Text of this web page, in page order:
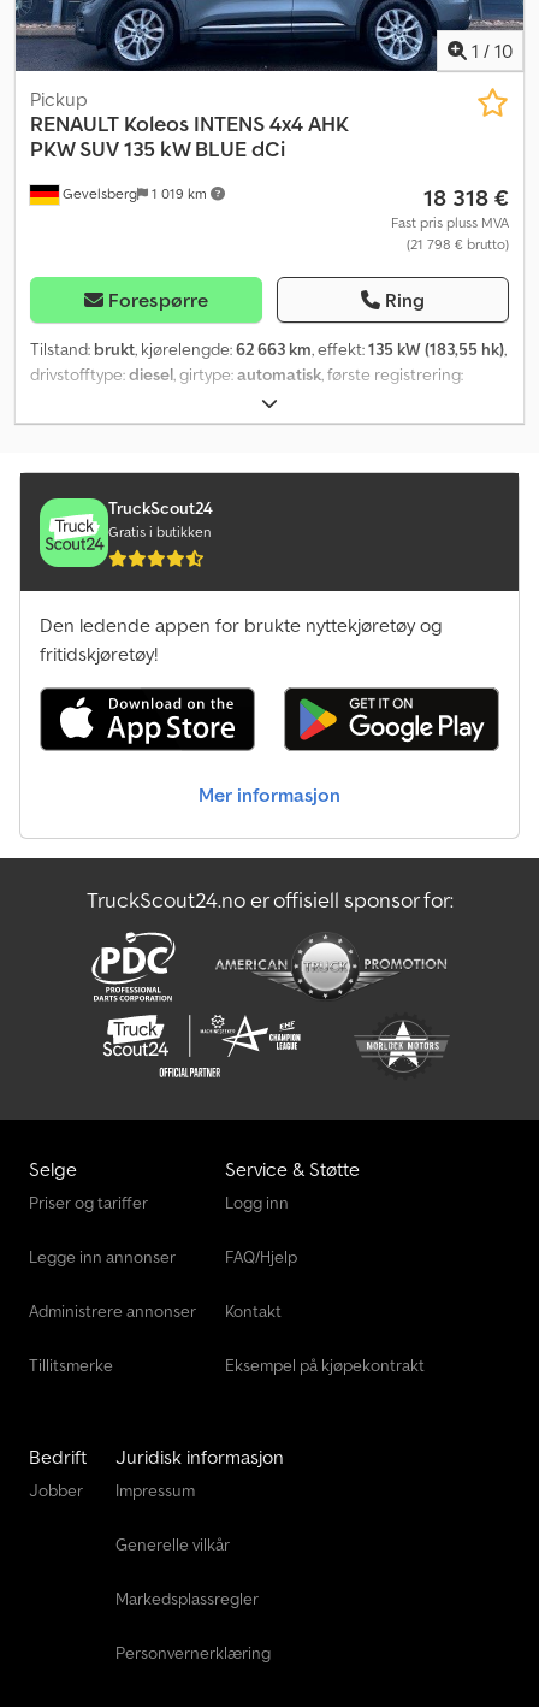
1 / 10
Gevelsberg 1 019 km
Pickup
RENAULT Koleos INTENS 4x4 AHK
PKW SUV 135 kW BLUE dCi
18 318 €
Fast pris pluss MVA
(21 798 € brutto)
Forespørre Ring
Tilstand: brukt, kjørelengde:62 663 km, effekt:135 kW (183,55 hk),
drivstofftype:diesel, girtype:automatisk, første registrering:
04/2028
farge:grå, antall seter:5, Utstyr:ABS, aircondition, elektronisk
låsing,
TruckScout24
Gratis i butikken
Den ledende appen for brukte nyttekjøretøy og
fritidskjøretøy!
Mer informasjon
TruckScout24.no er offisiell sponsor for:
Selge
Priser og tariffer
Legge inn annonser
Administrere annonser
Tillitsmerke
Service & Støtte
Logg inn
FAQ/Hjelp
Kontakt
Eksempel på kjøpekontrakt
Bedrift
Jobber
Juridisk informasjon
Impressum
Generelle vilkår
Markedsplassregler
Personvernerklæring